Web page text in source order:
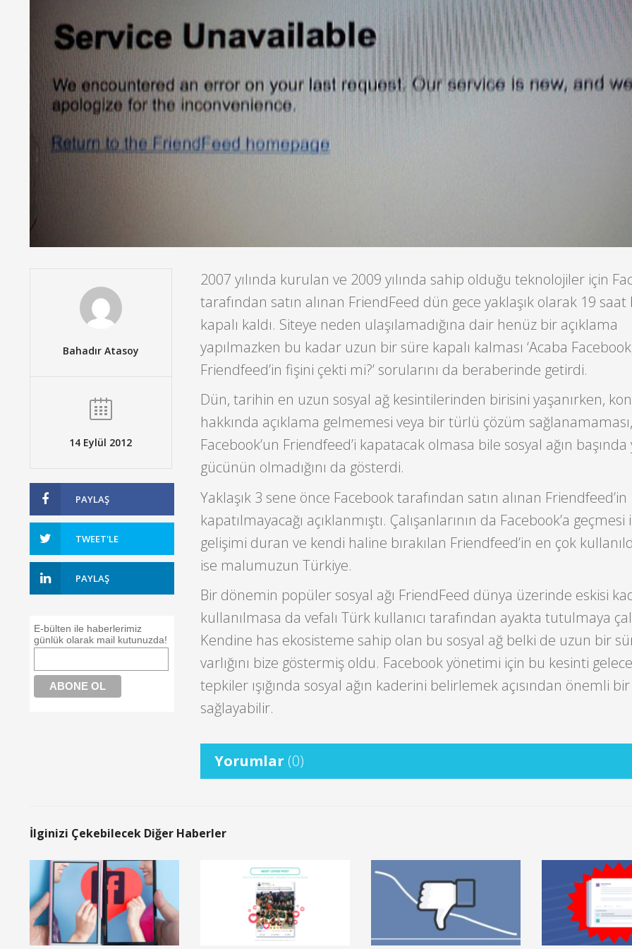
Bahadır Atasoy
14 Eylül 2012
PAYLAŞ
TWEET'LE
PAYLAŞ
E-bülten ile haberlerimiz
günlük olarak mail kutunuzda!
2007 yılında kurulan ve 2009 yılında sahip olduğu teknolojiler için
tarafından satın alınan FriendFeed dün gece yaklaşık olarak 19
kapalı kaldı. Siteye neden ulaşılamadığına dair henüz bir açıklama
yapılmazken bu kadar uzun bir süre kapalı kalması ‘Acaba
Friendfeed’in fişini çekti mi?’ sorularını da beraberinde getirdi.
Dün, tarihin en uzun sosyal ağ kesintilerinden birisini yaşanırken,
hakkında açıklama gelmemesi veya bir türlü çözüm sağlanamaması,
Facebook’un Friendfeed’i kapatacak olmasa bile sosyal ağın
gücünün olmadığını da gösterdi.
Yaklaşık 3 sene önce Facebook tarafından satın alınan Friendfeed’in
kapatılmayacağı açıklanmıştı. Çalışanlarının da Facebook’a
gelişimi duran ve kendi haline bırakılan Friendfeed’in en çok
ise malumuzun Türkiye.
Bir dönemin popüler sosyal ağı FriendFeed dünya üzerinde eskisi
kullanılmasa da vefalı Türk kullanıcı tarafından ayakta tutulmaya
Kendine has ekosisteme sahip olan bu sosyal ağ belki de uzun bir
varlığını bize göstermiş oldu. Facebook yönetimi için bu kesinti
tepkiler ışığında sosyal ağın kaderini belirlemek açısından önemli
sağlayabilir.
Yorumlar (0)
İlginizi Çekebilecek Diğer Haberler